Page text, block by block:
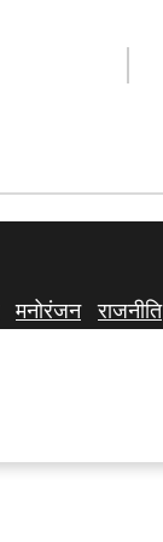
मनोरंजन राजनीति